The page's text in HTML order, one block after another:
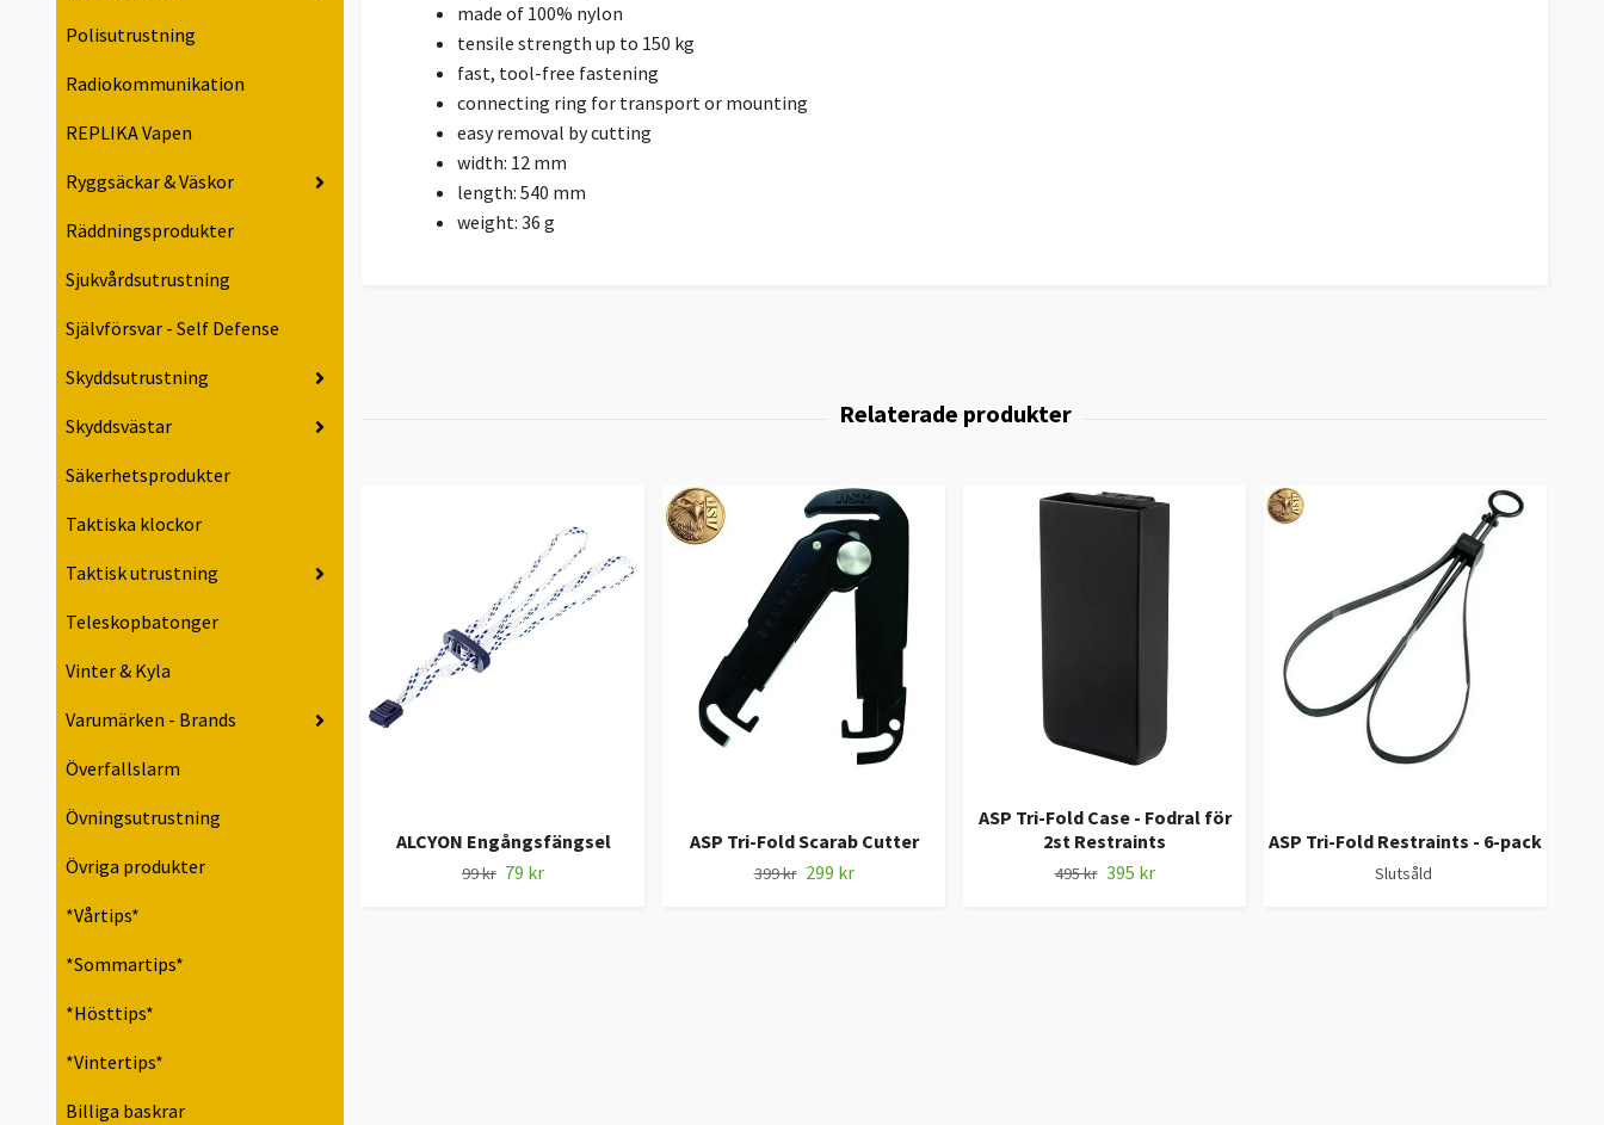
Polisutrustning
Radiokommunikation
REPLIKA Vapen
Ryggsäckar & Väskor
Räddningsprodukter
Sjukvårdsutrustning
Självförsvar - Self Defense
Skyddsutrustning
Skyddsvästar
Säkerhetsprodukter
Taktiska klockor
Taktisk utrustning
Teleskopbatonger
Vinter & Kyla
Varumärken - Brands
Överfallslarm
Övningsutrustning
Övriga produkter
*Vårtips*
*Sommartips*
*Hösttips*
*Vintertips*
Billiga baskrar
made of 100% nylon
tensile strength up to 150 kg
fast, tool-free fastening
connecting ring for transport or mounting
easy removal by cutting
width: 12 mm
length: 540 mm
weight: 36 g
ALCYON Engångsfängsel
99 kr 79 kr
ASP Tri-Fold Scarab Cutter
399 kr 299 kr
ASP Tri-Fold Case - Fodral för
2st Restraints
495 kr 395 kr
ASP Tri-Fold Restraints - 6-pack
Slutsåld